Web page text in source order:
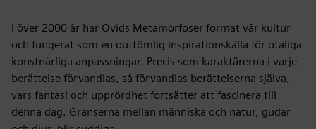
I över 2000 år har Ovids Metamorfoser format vår kultur
och fungerat som en outtömlig inspirationskälla för otaliga
konstnärliga anpassningar. Precis som karaktärerna i varje
berättelse förvandlas, så förvandlas berättelserna själva,
vars fantasi och upprördhet fortsätter att fascinera till
denna dag. Gränserna mellan människa och natur, gudar